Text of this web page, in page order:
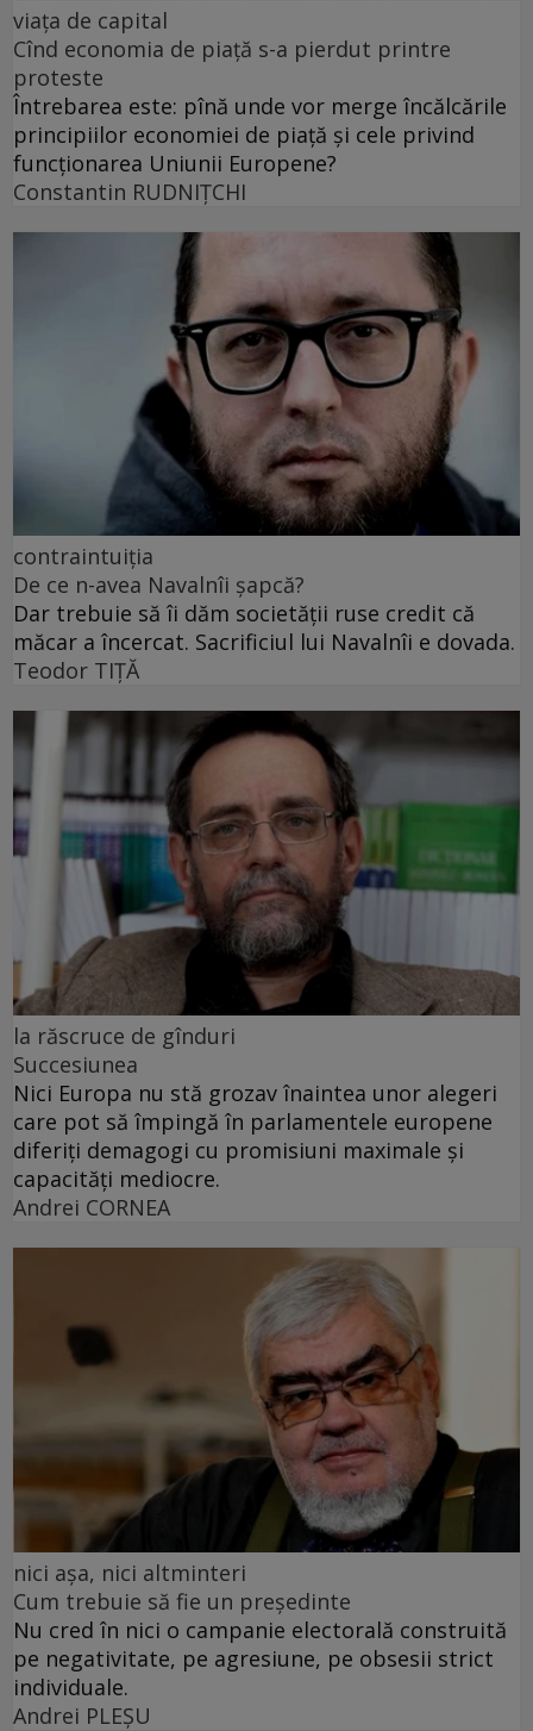
viața de capital
Cînd economia de piață s-a pierdut printre
proteste
Întrebarea este: pînă unde vor merge încălcările
principiilor economiei de piață și cele privind
funcționarea Uniunii Europene?
Constantin RUDNIŢCHI
contraintuiția
De ce n-avea Navalnîi șapcă?
Dar trebuie să îi dăm societății ruse credit că
măcar a încercat. Sacrificiul lui Navalnîi e dovada.
Teodor TIŢĂ
la răscruce de gînduri
Succesiunea
Nici Europa nu stă grozav înaintea unor alegeri
care pot să împingă în parlamentele europene
diferiți demagogi cu promisiuni maximale și
capacități mediocre.
Andrei CORNEA
nici așa, nici altminteri
Cum trebuie să fie un președinte
Nu cred în nici o campanie electorală construită
pe negativitate, pe agresiune, pe obsesii strict
individuale.
Andrei PLEŞU